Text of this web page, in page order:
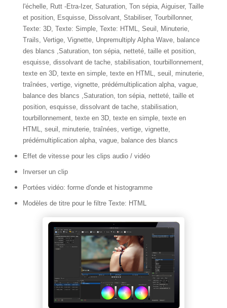
l'échelle, Rutt -Etra-Izer, Saturation, Ton sépia, Aiguiser, Taille
et position, Esquisse, Dissolvant, Stabiliser, Tourbillonner,
Texte: 3D, Texte: Simple, Texte: HTML, Seuil, Minuterie,
Trails, Vertige, Vignette, Unpremultiply Alpha Wave, balance
des blancs ,Saturation, ton sépia, netteté, taille et position,
esquisse, dissolvant de tache, stabilisation, tourbillonnement,
texte en 3D, texte en simple, texte en HTML, seuil, minuterie,
traînées, vertige, vignette, prédémultiplication alpha, vague,
balance des blancs ,Saturation, ton sépia, netteté, taille et
position, esquisse, dissolvant de tache, stabilisation,
tourbillonnement, texte en 3D, texte en simple, texte en
HTML, seuil, minuterie, traînées, vertige, vignette,
prédémultiplication alpha, vague, balance des blancs
Effet de vitesse pour les clips audio / vidéo
Inverser un clip
Portées vidéo: forme d'onde et histogramme
Modèles de titre pour le filtre Texte: HTML